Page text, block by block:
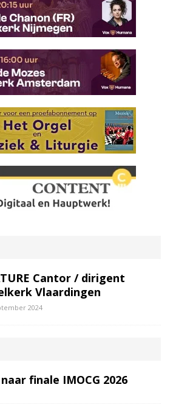
Cantor / dirigent
Vlaardingen
2024
finale IMOCG 2026